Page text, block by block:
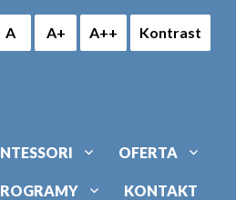
A A+ A++ Kontrast
OFERTA
KONTAKT